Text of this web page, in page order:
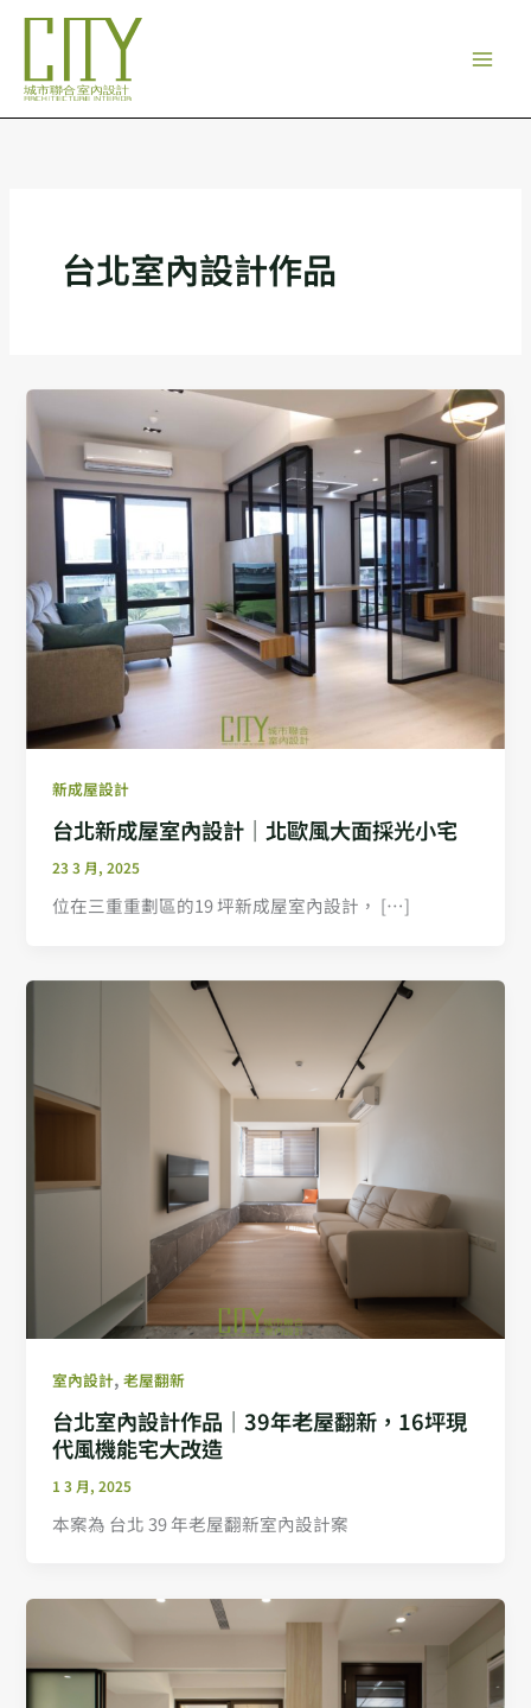
內
台北室內設計作品
新成屋設計
台北新成屋室內設計｜北歐風大面採光小宅
23 3 月, 2025
位在三重重劃區的19 坪新成屋室內設計， […]
室內設計,老屋翻新
台北室內設計作品｜39年老屋翻新，16坪現
代風機能宅大改造
1 3 月, 2025
本案為 台北 39 年老屋翻新室內設計案